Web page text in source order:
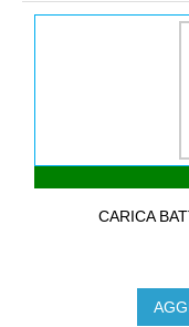
CARICA